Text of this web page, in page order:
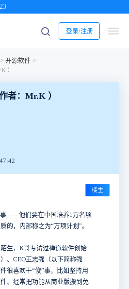
登录/注册
> 开源软件 >
）
者：Mr.K ）
楼主
事——他们要在中国培养1万名项
的，内部称之为“万项计划”。
生，K哥专访过禅道软件创始
、CEO王志强（以下简称强
很喜欢干“傻”事，比如坚持用
、经常把功能从商业版搬到免